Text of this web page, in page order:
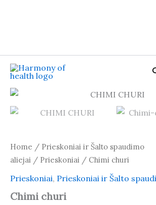
content
Home / Prieskoniai ir Šalto spaudimo
aliejai / Prieskoniai / Chimi churi
Prieskoniai, Prieskoniai ir Šalto
Chimi churi